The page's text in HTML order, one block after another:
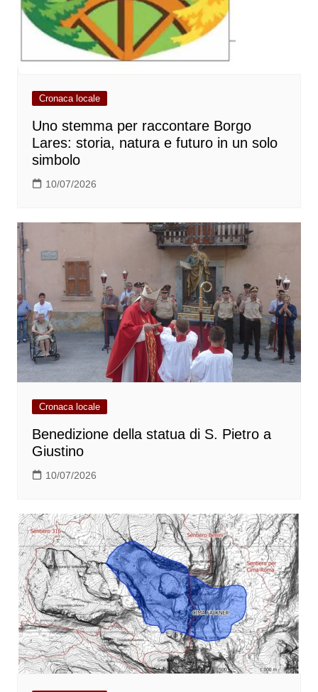
Cronaca locale
Uno stemma per raccontare Borgo
Lares: storia, natura e futuro in un solo
simbolo
10/07/2026
Cronaca locale
Benedizione della statua di S. Pietro a
Giustino
10/07/2026